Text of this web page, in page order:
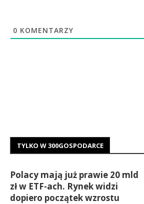
0 KOMENTARZY
TYLKO W 300GOSPODARCE
Polacy mają już prawie 20 mld
zł w ETF-ach. Rynek widzi
dopiero początek wzrostu